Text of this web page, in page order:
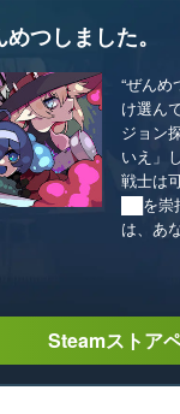
つしました。
“ぜん
け選ん
ジョン
いえ」
戦士は
██を崇
は、あ
Steamストア